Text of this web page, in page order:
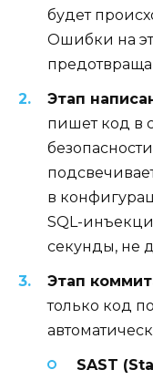
будет
Ошибки на
Этап
пишет код в
в
SQL-
секунды, не
Этап
только код
SAST